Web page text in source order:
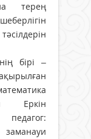
терең
бірі –
Еркін